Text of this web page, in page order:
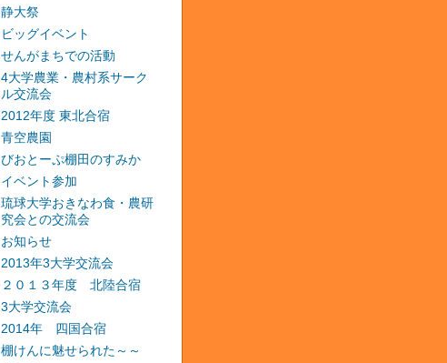
静大祭
ビッグイベント
せんがまちでの活動
4大学農業・農村系サーク
ル交流会
2012年度 東北合宿
青空農園
びおとーぷ棚田のすみか
イベント参加
琉球大学おきなわ食・農研
究会との交流会
お知らせ
2013年3大学交流会
２０１３年度 北陸合宿
3大学交流会
2014年 四国合宿
棚けんに魅せられた～～